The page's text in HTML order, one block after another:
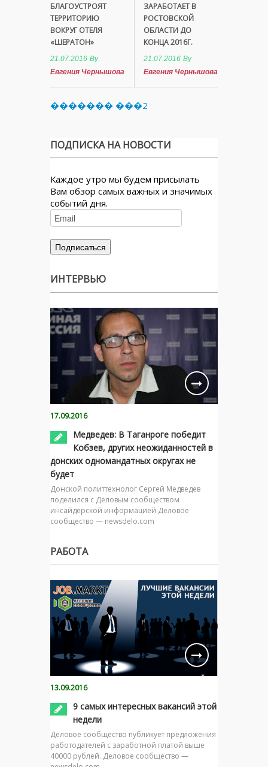
БЛАГОУСТРОЯТ
ТЕРРИТОРИЮ
ВОКРУГ ОТЕЛЯ
«ШЕРАТОН»
21.07.2016 By
Евгения Чернышова
ЗАРАБОТАЕТ В
РОСТОВСКОЙ
ОБЛАСТИ ДО
КОНЦА 2016Г.
21.07.2016 By
Евгения Чернышова
������� ���2
ПОДПИСКА НА НОВОСТИ
Каждое утро мы будем присылать
Вам обзор самых важных и значимых
событий дня.
ИНТЕРВЬЮ
17.09.2016
Медведев: В Таганроге победит
Кобзев, других неожиданностей в
донских одномандатных округах не
будет
Донской политтехнолог Сергей Медведев
поделился с Деловым сообществом
инсайдерской информацией Деловое
сообщество — newsdelo.com
РАБОТА
13.09.2016
9 самых интересных вакансий этой
недели
Деловое сообщество публикует предложения
работодателей с заработной платой выше
40000 рублей. Деловое сообщество —